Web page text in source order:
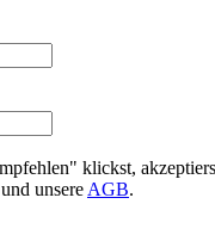
klickst,
und unsere AGB.